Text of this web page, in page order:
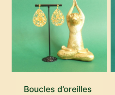
Boucles d’oreilles